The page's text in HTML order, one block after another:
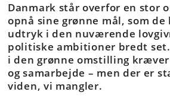
Danmark står overfor en stor
opnå sine grønne mål, som
udtryk i den nuværende
politiske ambitioner bredt
i den grønne omstilling
og samarbejde – men der er
viden, vi mangler.